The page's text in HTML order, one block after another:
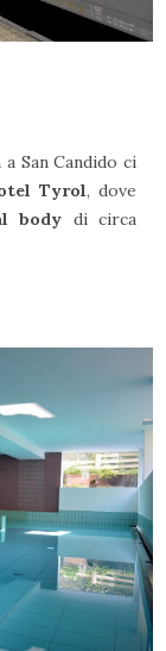
San Candido ci
Tyrol, dove
body di circa